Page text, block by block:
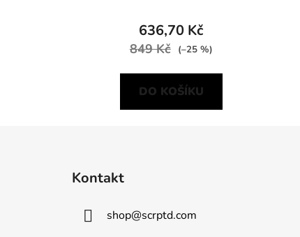
636,70 Kč
849 Kč (–25 %)
DO KOŠÍKU
Kontakt
shop@scrptd.com